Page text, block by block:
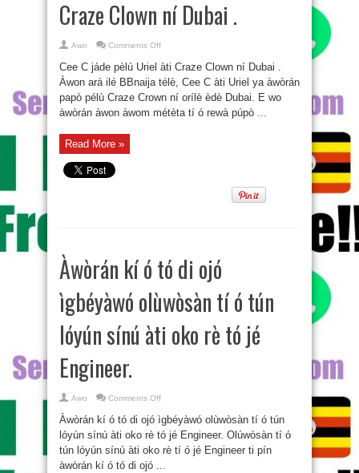
Craze Clown ní Dubai .
Awo Comments Offon
C
jáde
pèlú
Uriel
àti
Clown
Cee C jáde pèlú Uriel àti Craze Clown ní Dubai .
Àwon ará ilé BBnaija télè, Cee C àti Uriel ya àwòrán
papò pélù Craze Crown ní orílè èdè Dubai. E wo
àwòrán àwon àwom métèta tí ó rewà púpò ...
Read More »
Àwòrán kí ó tó di ojó
ìgbéyàwó olùwòsàn tí ó tún
lóyún sínú àti oko rè tó jé
Engineer.
Awo Comments Offon
ó
tó
di
ojó
ìgbéyàwó
olùwòsàn
Àwòrán kí ó tó di ojó ìgbéyàwó olùwòsàn tí ó tún
lóyún sínú àti oko rè tó jé Engineer. Olúwòsàn tí ó
tún lóyún sínú àti oko rè tí ó jé Engineer ti pín
àwòrán kí ó tó di ojó ...